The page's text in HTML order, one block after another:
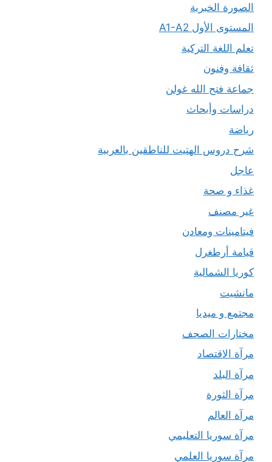
الصورة الخبرية
المستوى الأول A1-A2
تعلم اللغة التركية
ثقافة وفنون
جماعة فتح الله غولن
دراسات وأبحاث
رياضة
شرح دروس الهتيت للناطقين بالعربية
عاجل
غذاء و صحة
غير مصنف
فيتامينات ومعادن
قيامة أرطغرل
كوريا الشمالية
مانشيت
مجتمع و ميديا
مختارات الصحف
مرآة الاقتصاد
مرآة البلد
مرآة الثورة
مرآة العالم
مرآة سوريا التعليمي
مرآة سوريا العلمي